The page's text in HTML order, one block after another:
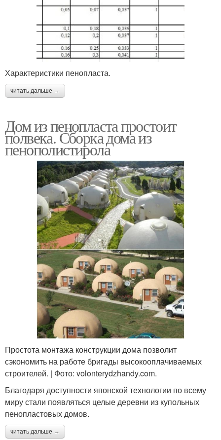
Характеристики пенопласта.
читать дальше →
Дом из пенопласта простоит
полвека. Сборка дома из
пенополистирола
Простота монтажа конструкции дома позволит
сэкономить на работе бригады высокооплачиваемых
строителей. | Фото: volonterydzhandy.com.
Благодаря доступности японской технологии по всему
миру стали появляться целые деревни из купольных
пенопластовых домов.
читать дальше →